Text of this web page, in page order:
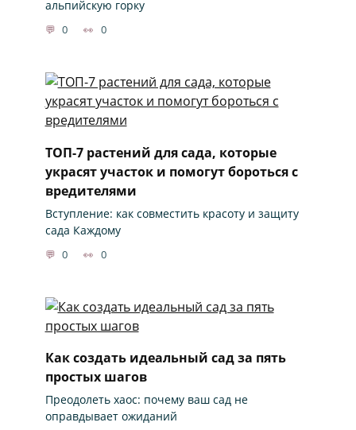
альпийскую горку
0 0
ТОП-7 растений для сада, которые
украсят участок и помогут бороться с
вредителями
Вступление: как совместить красоту и защиту
сада Каждому
0 0
Как создать идеальный сад за пять
простых шагов
Преодолеть хаос: почему ваш сад не
оправдывает ожиданий